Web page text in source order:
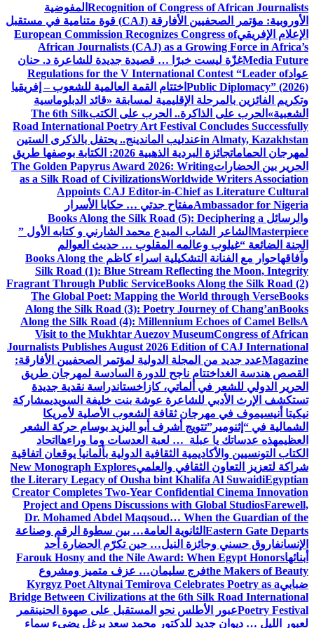
Recognition of Congress of African Journalists المفوضية
الأوروبية: مؤتمر الصحفيين الأفارقة (CAJ) قوة متنامية في مستقبل
الإعلام الإفريقيEuropean Commission Recognizes Congress of
African Journalists (CAJ) as a Growing Force in Africa’s
Media Futureغزّة ليست خبرًا … قصيدة جديدة للشاعرة د. حنان
عوادRegulations for the V International Contest “Leader of
Public Diplomacy” (2026) اختتام القمة العالمية للشعوب – إفريقيا
وتكريم الفائزين بالمرحلة الإقليمية لمسابقة «قائد الدبلوماسية
الشعبية» الحرب على الذاكرة.. الحرب على الكتبThe 6th Silk
Road International Poetry Art Festival Concludes Successfully
in Almaty, Kazakhstanعندليب الماندينج.. يحتفل بالذكرى الستين
لمهرجان الحمامات
جائزة البردية الذهبية 2026: الكتابة بوصفها طريق
الحرير بين الحضاراتThe Golden Papyrus Award 2026: Writing
as a Silk Road of CivilizationsWorldwide Writers Association
Appoints CAJ Editor-in-Chief as Literature Cultural
Ambassador for Nigeriaمفتاح جدتي … حكايا الأسرار
والرسائل Books Along the Silk Road (5): Deciphering a
Masterpiece الشاعر الشاب المبدع محمد الشارني و كتابه الأول ”
الجنة الضائعة “غيلوب وعالمه المقلوب … حديث العوالم
وآفاقهاحوار مع الفنانة التشكيلية اسراء كاظم Books Along the
Silk Road (1): Blue Stream Reflecting the Moon, Integrity
Fragrant Through Public ServiceBooks Along the Silk Road (2)
The Global Poet: Mapping the World through VerseBooks
Along the Silk Road (3): Poetry Journey of Chang’anBooks
Along the Silk Road (4): Millennium Echoes of Camel BellsA
Visit to the Mukhtar Auezov MuseumCongress of African
Journalists Publishes August 2026 Edition of CAJ International
Magazineعدد جديد من المجلة الدولية لمؤتمر الصحفيين الأفارقة:
القصص هندسة الغد اختتام ناجح للدورة السادسة لمهرجان طريق
الحرير الدولي للشعر في ألماتي، كازاخستاندراسة نقدية جديدة
تستكشف الإرث الأدبي للشاعرة عوشة بنت خليفة السويديمشاركة
نيكيتا أنيسيموف في مهرجان ثقافة الشعوب الأصلية لأمريكا
الشمالية في “إثنومير”تتويج أشرف أبو اليزيد بوسام حركة الشعر
العظيمهذه عدساتك يا عبلة … لعبة العدسات وما وراءها اتحاد
الكتاب التونسيين والأكاديمية الثقافية الدولية بألمانيا يوقعان اتفاقية
شراكة لتعزيز التعاون الثقافي والعلميNew Monograph Explores
the Literary Legacy of Ousha bint Khalifa Al SuwaidiEgyptian
Creator Completes Two-Year Confidential Cinema Innovation
Project and Opens Discussions with Global StudiosFarewell,
Dr. Mohamed Abdel Maqsoud… When the Guardian of the
Eastern Gate Departs الثانوية العامة… بين سطوة الرقم وصناعة
الإنسانفاروق حسني وجائزة النيل… حين تكرّم الحضارة أحد
أبنائهاFarouk Hosny and the Nile Award: When Egypt Honors
the Makers of Beautyفرج سليمان… عزف متميز ومشروع
ضبابيKyrgyz Poet Altynai Temirova Celebrates Poetry as a
Bridge Between Civilizations at the 6th Silk Road International
Poetry Festivalعبور الأطلس نحو المستقبل على صهوة الحنينقمر
لعبور الليل … ديوان جديد للدكتور محمد سعد برغل يضيء سماء